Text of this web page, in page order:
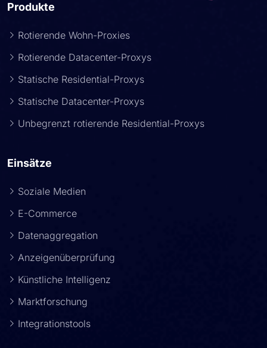
Produkte
Rotierende Wohn-Proxies
Rotierende Datacenter-Proxys
Statische Residential-Proxys
Statische Datacenter-Proxys
Unbegrenzt rotierende Residential-Proxys
Einsätze
Soziale Medien
E-Commerce
Datenaggregation
Anzeigenüberprüfung
Künstliche Intelligenz
Marktforschung
Integrationstools